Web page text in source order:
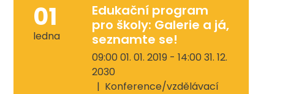
01
ledna
Edukační program
pro školy: Galerie a já,
seznamte se!
09:00 01. 01. 2019 - 14:00 31. 12.
2030
Konference/vzdělávací